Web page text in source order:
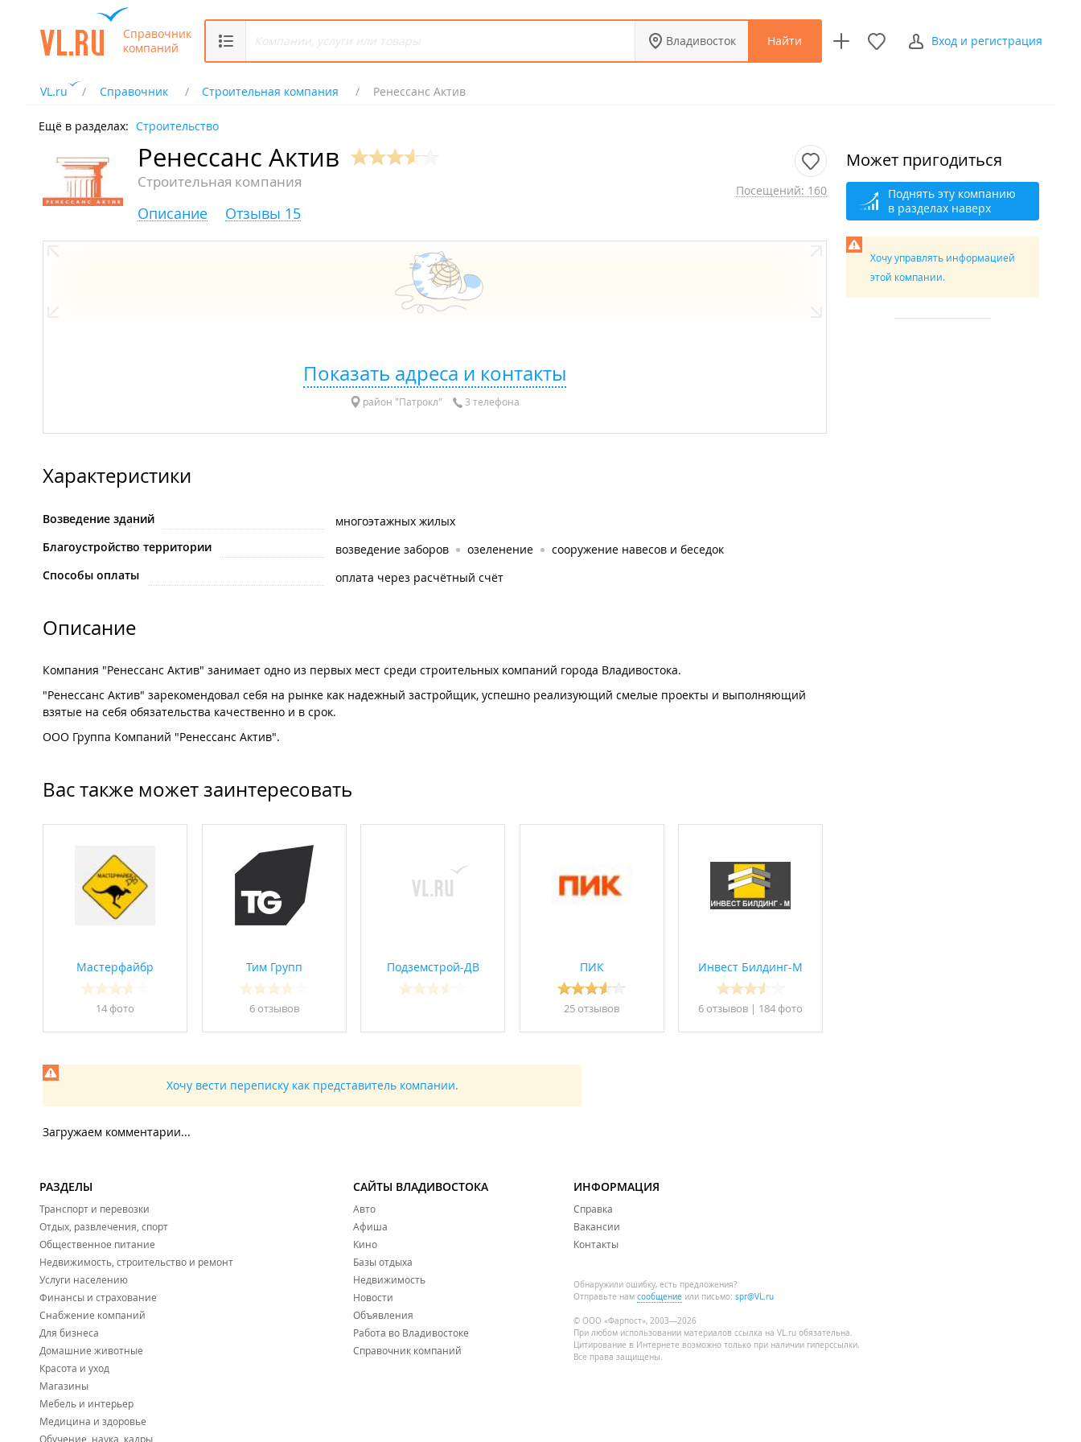
Справочник
компаний
Владивосток Найти Вход и регистрация
VL.ru Справочник Строительная компания Ренессанс Актив
Ещё в разделах: Строительство
Ренессанс Актив
Строительная компания Посещений: 160
Описание Отзывы 15
Показать адреса и контакты
район "Патрокл" 3 телефона
Характеристики
Возведение зданий
многоэтажных жилых
Благоустройство территории
возведение заборов озеленение
сооружение навесов и беседок
Способы оплаты
оплата через расчётный счёт
Описание
Компания "Ренессанс Актив" занимает одно из первых мест среди строительных компаний города Владивостока.
"Ренессанс Актив" зарекомендовал себя на рынке как надежный застройщик, успешно реализующий смелые проекты и выполняющий
взятые на себя обязательства качественно и в срок.
ООО Группа Компаний "Ренессанс Актив".
Вас также может заинтересовать
Мастерфайбр
14 фото
Тим Групп
6 отзывов
Подземстрой-ДВ ПИК
25 отзывов
Инвест Билдинг-М
6 отзывов | 184 фото
Хочу вести переписку как представитель компании.
Загружаем комментарии...
Может пригодиться
Поднять эту компанию
в разделах наверх
Хочу управлять информацией
этой компании.
РАЗДЕЛЫ
Транспорт и перевозки
Отдых, развлечения, спорт
Общественное питание
Недвижимость, строительство и ремонт
Услуги населению
Финансы и страхование
Снабжение компаний
Для бизнеса
Домашние животные
Красота и уход
Магазины
Мебель и интерьер
Медицина и здоровье
Обучение, наука, кадры
САЙТЫ ВЛАДИВОСТОКА
Авто
Афиша
Кино
Базы отдыха
Недвижимость
Новости
Объявления
Работа во Владивостоке
Справочник компаний
ИНФОРМАЦИЯ
Справка
Вакансии
Контакты
Обнаружили ошибку, есть предложения?
Отправьте нам сообщение или письмо: spr@VL.ru
© ООО «Фарпост», 2003—2026
При любом использовании материалов ссылка на VL.ru обязательна.
Цитирование в Интернете возможно только при наличии гиперссылки.
Все права защищены.